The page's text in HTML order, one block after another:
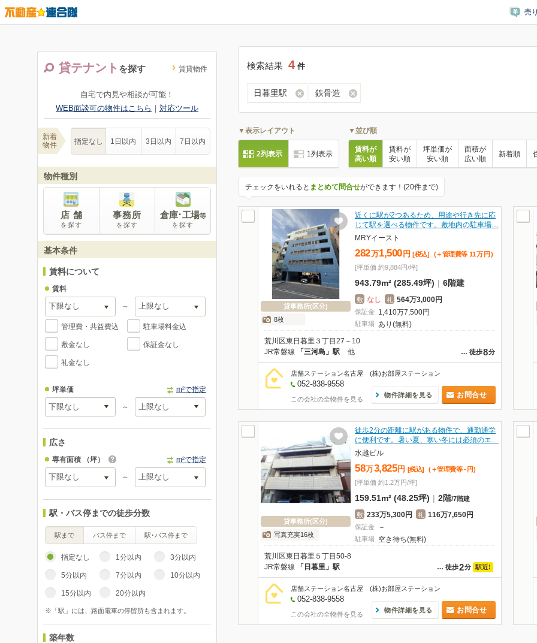
売
貸テナント を探す 賃貸物件
自宅で内見や相談が可能！
WEB面談可の物件はこちら ｜ 対応ツール
新着
物件
指定なし 1日以内 3日以内 7日以内
物件種別
店 舗
を探す
事務所
を探す
倉庫･工場等
を探す
基本条件
賃料について
賃料
～
管理費・共益費込 駐車場料金込
敷金なし 保証金なし
礼金なし
坪単価 m²で指定
～
広さ
専有面積 （坪） m²で指定
～
駅・バス停までの徒歩分数
駅まで バス停まで 駅･バス停まで
指定なし 1分以内 3分以内
5分以内 7分以内 10分以内
15分以内 20分以内
※「駅」には、路面電車の停留所も含まれます。
築年数
検索結果 4 件
日暮里駅 鉄骨造
▼表示レイアウト
2列表示 1列表示
▼並び順
賃料が
高い順
賃料が
安い順
坪単価が
安い順
面積が
広い順
新着順
チェックをいれると まとめて問合せができます！(20件まで)
貸事務所(区分)
8枚
近くに駅が2つあるため、用途や行き先に応
じて駅を選べる物件です。敷地内の駐車場…
MRYイースト
282万1,500 円 [税込] (＋管理費等 11万 円 )
[坪単価 約9,884円/坪]
943.79m² (285.49坪) | 6階建
敷 なし 礼 564万3,000円
保証金 1,410万7,500円
駐車場 あり(無料)
荒川区東日暮里３丁目27－10
… 徒歩8分
JR常磐線 「三河島」駅 他
店舗ステーション名古屋 (株)お部屋ステーション
052-838-9558
この会社の全物件を見る
物件詳細を見る お問合せ
貸事務所(区分)
写真充実16枚
徒歩2分の距離に駅がある物件で、通勤通学
に便利です。暑い夏、寒い冬には必須のエ…
水越ビル
58万3,825 円 [税込] (＋管理費等 - 円)
[坪単価 約1.2万円/坪]
159.51m² (48.25坪) | 2階/7階建
敷 233万5,300円 礼 116万7,650円
保証金 －
駐車場 空き待ち(無料)
荒川区東日暮里５丁目50-8
… 徒歩2分 駅近!
JR常磐線 「日暮里」駅
店舗ステーション名古屋 (株)お部屋ステーション
052-838-9558
この会社の全物件を見る
物件詳細を見る お問合せ